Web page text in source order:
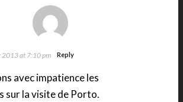
2013 at 7:10 pm Reply
avec impatience les
sur la visite de Porto.